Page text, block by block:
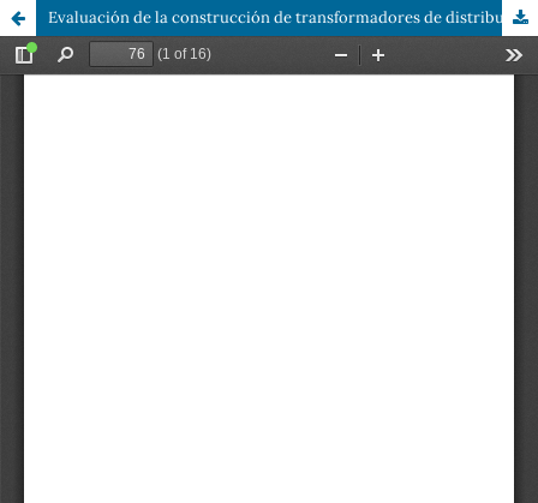
Evaluación de la construcción de transformadores de distribución tipo poste usando hexafluoruro de azufre como dieléctrico-refrigerante, y conductores de aleación bimetálica en sus devanados, mediante elementos finitos